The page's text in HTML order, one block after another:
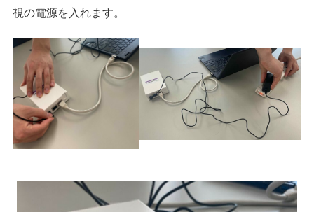
視の電源を入れます。